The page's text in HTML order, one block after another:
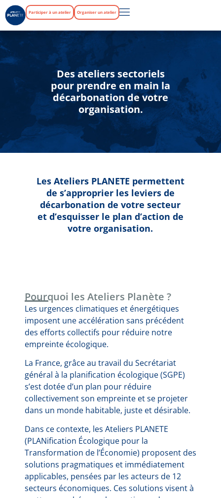
Participer à un atelier Organiser un atelier
Des ateliers sectoriels
pour prendre en main la
décarbonation de votre
organisation.
Les Ateliers PLANETE permettent
de s’approprier les leviers de
décarbonation de votre secteur
et d’esquisser le plan d’action de
votre organisation.
Pourquoi les Ateliers Planète ?
Les urgences climatiques et énergétiques
imposent une accélération sans précédent
des efforts collectifs pour réduire notre
empreinte écologique.
La France, grâce au travail du Secrétariat
général à la planification écologique (SGPE)
s’est dotée d’un plan pour réduire
collectivement son empreinte et se projeter
dans un monde habitable, juste et désirable.
Dans ce contexte, les Ateliers PLANETE
(PLANification Écologique pour la
Transformation de l’Économie) proposent des
solutions pragmatiques et immédiatement
applicables, pensées par les acteurs de 12
secteurs économiques. Ces solutions visent à